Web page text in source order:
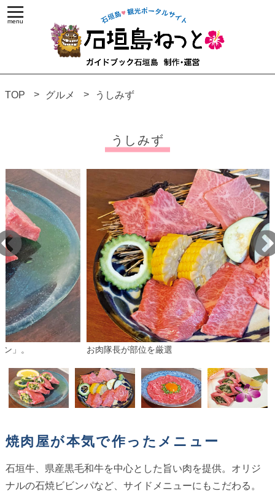
TOP グルメ うしみず
うしみず
お肉隊長が部位を厳選
焼肉屋が本気で作ったメニュー
石垣牛、県産黒毛和牛を中心とした旨い肉を提供。オリジ
ナルの石焼ビビンパなど、サイドメニューにもこだわる。